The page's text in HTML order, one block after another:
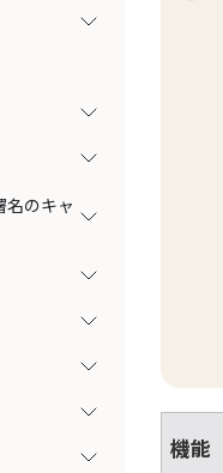
のキャ
機能